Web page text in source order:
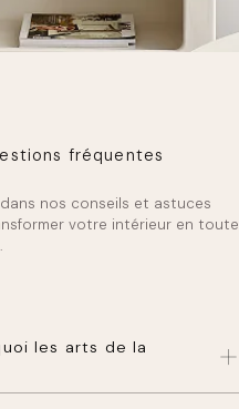
fréquentes
dans nos conseils et astuces
votre intérieur en toute
les arts de la